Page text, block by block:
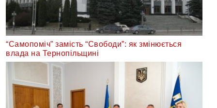
“Самопоміч” замість “Свободи”: як змінюється
влада на Тернопільщині